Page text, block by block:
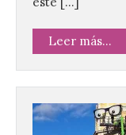
Leer más...